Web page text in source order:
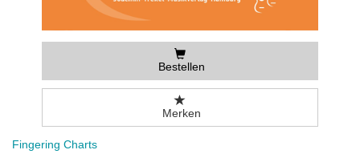
Bestellen
Merken
Fingering Charts